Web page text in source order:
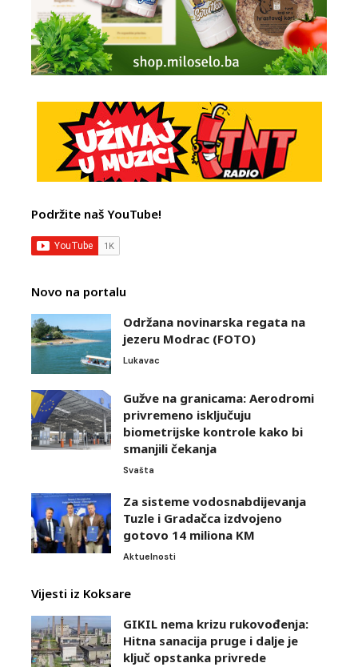
Podržite naš YouTube!
Novo na portalu
Održana novinarska regata na
jezeru Modrac (FOTO)
Lukavac
Gužve na granicama: Aerodromi
privremeno isključuju
biometrijske kontrole kako bi
smanjili čekanja
Svašta
Za sisteme vodosnabdijevanja
Tuzle i Gradačca izdvojeno
gotovo 14 miliona KM
Aktuelnosti
Vijesti iz Koksare
GIKIL nema krizu rukovođenja:
Hitna sanacija pruge i dalje je
ključ opstanka privrede